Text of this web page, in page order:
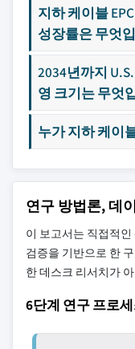
지하 케이블
성장률은 무엇
2034년까지
영 크기는 무엇
누가 지하 케이
연구 방법론, 데
이 보고서는 직접적
검증을 기반으로 한
한 데스크 리서치가
6단계 연구 프로